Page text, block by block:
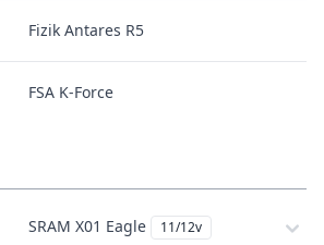
Fizik Antares R5
FSA K-Force
SRAM X01 Eagle 11/12v